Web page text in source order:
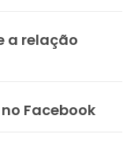
a relação
Facebook